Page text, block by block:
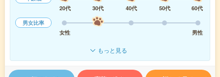
20代
30代 40代 50代
60代
男女比率
女性
男性
もっと見る